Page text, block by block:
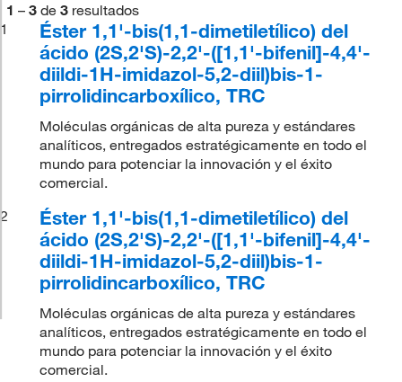
1 – 3 de 3 resultados
1
Éster 1,1'-bis(1,1-dimetiletílico) del
ácido (2S,2'S)-2,2'-([1,1'-bifenil]-4,4'-
diildi-1H-imidazol-5,2-diil)bis-1-
pirrolidincarboxílico, TRC
Moléculas orgánicas de alta pureza y estándares
analíticos, entregados estratégicamente en todo el
mundo para potenciar la innovación y el éxito
comercial.
2
Éster 1,1'-bis(1,1-dimetiletílico) del
ácido (2S,2'S)-2,2'-([1,1'-bifenil]-4,4'-
diildi-1H-imidazol-5,2-diil)bis-1-
pirrolidincarboxílico, TRC
Moléculas orgánicas de alta pureza y estándares
analíticos, entregados estratégicamente en todo el
mundo para potenciar la innovación y el éxito
comercial.